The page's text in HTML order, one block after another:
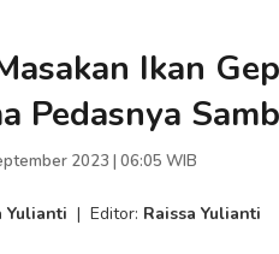
Ikan
Pedasnya
2023 | 06:05 WIB
Yulianti | Editor: Raissa Yulianti